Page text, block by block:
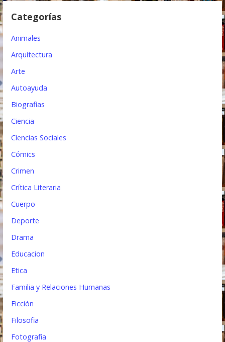
n
d
a
Categorías
Animales
Arquitectura
Arte
Autoayuda
Biografias
Ciencia
Ciencias Sociales
Cómics
Crimen
Crítica Literaria
Cuerpo
Deporte
Drama
Educacion
Etica
Familia y Relaciones Humanas
Ficción
Filosofia
Fotografia